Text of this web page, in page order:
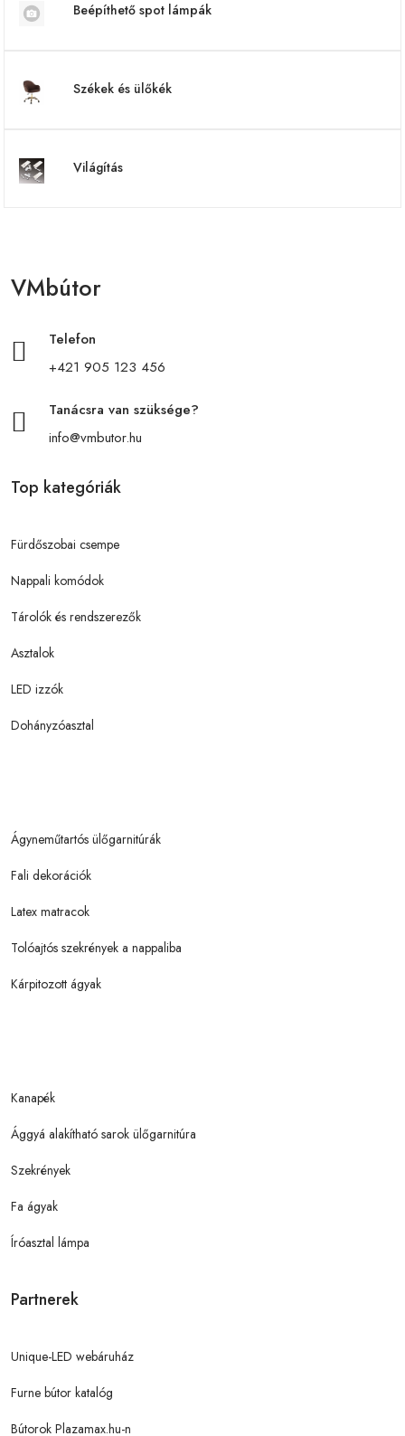
Beépíthető spot lámpák
Székek és ülőkék
Világítás
VMbútor
Telefon
+421 905 123 456
Tanácsra van szüksége?
info@vmbutor.hu
Top kategóriák
Fürdőszobai csempe
Nappali komódok
Tárolók és rendszerezők
Asztalok
LED izzók
Dohányzóasztal
Ágyneműtartós ülőgarnitúrák
Fali dekorációk
Latex matracok
Tolóajtós szekrények a nappaliba
Kárpitozott ágyak
Kanapék
Ággyá alakítható sarok ülőgarnitúra
Szekrények
Fa ágyak
Íróasztal lámpa
Partnerek
Unique-LED webáruház
Furne bútor katalóg
Bútorok Plazamax.hu-n